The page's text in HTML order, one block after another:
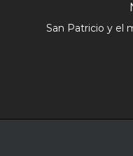
San Patricio y el